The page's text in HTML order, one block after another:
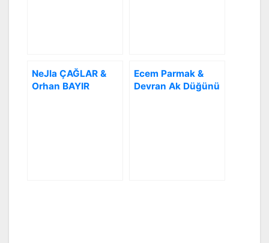
NeJla ÇAĞLAR &
Orhan BAYIR
Ecem Parmak &
Devran Ak Düğünü